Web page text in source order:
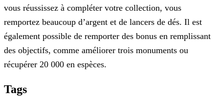
vous réussissez à compléter votre collection, vous
remportez beaucoup d’argent et de lancers de dés. Il est
également possible de remporter des bonus en remplissant
des objectifs, comme améliorer trois monuments ou
récupérer 20 000 en espèces.
Tags